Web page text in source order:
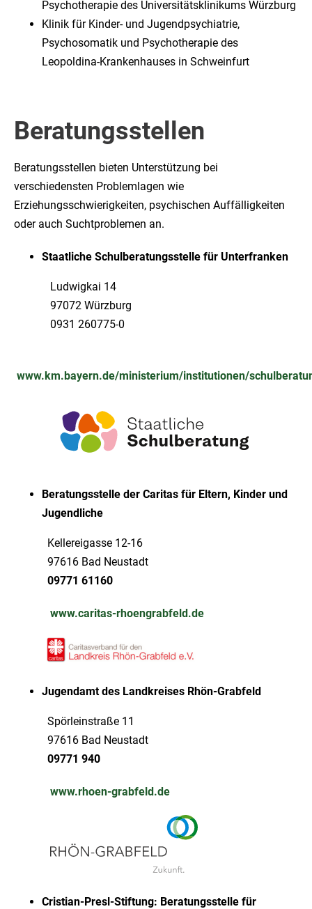
Psychotherapie des Universitätsklinikums Würzburg
Klinik für Kinder- und Jugendpsychiatrie,
Psychosomatik und Psychotherapie des
Leopoldina-Krankenhauses in Schweinfurt
Beratungsstellen
Beratungsstellen bieten Unterstützung bei
verschiedensten Problemlagen wie
Erziehungsschwierigkeiten, psychischen Auffälligkeiten
oder auch Suchtproblemen an.
Staatliche Schulberatungsstelle für Unterfranken
Ludwigkai 14
97072 Würzburg
0931 260775-0
www.km.bayern.de/ministerium/institutionen/
Beratungsstelle der Caritas für Eltern, Kinder und
Jugendliche
Kellereigasse 12-16
97616 Bad Neustadt
09771 61160
www.caritas-rhoengrabfeld.de
Jugendamt des Landkreises Rhön-Grabfeld
Spörleinstraße 11
97616 Bad Neustadt
09771 940
www.rhoen-grabfeld.de
Cristian-Presl-Stiftung: Beratungsstelle für